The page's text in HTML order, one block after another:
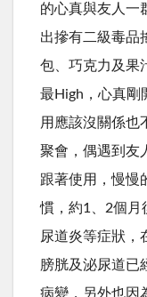
的心真與友人一
出摻有二級毒品
包、巧克力及果
最High，心真剛
用應該沒關係也
聚會，偶遇到友
跟著使用，慢慢
慣，約1、2個月
尿道炎等症狀，
膀胱及泌尿道已
病變，另外也因